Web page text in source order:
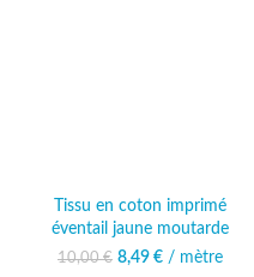
Tissu en coton imprimé
éventail jaune moutarde
10,00€ Le prix initial était :
8,49 € Le prix actuel
/ mètre